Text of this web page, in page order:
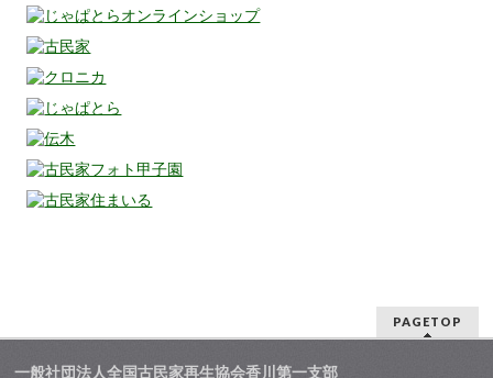
PAGETOP
一般社団法人全国古民家再生協会香川第一支部